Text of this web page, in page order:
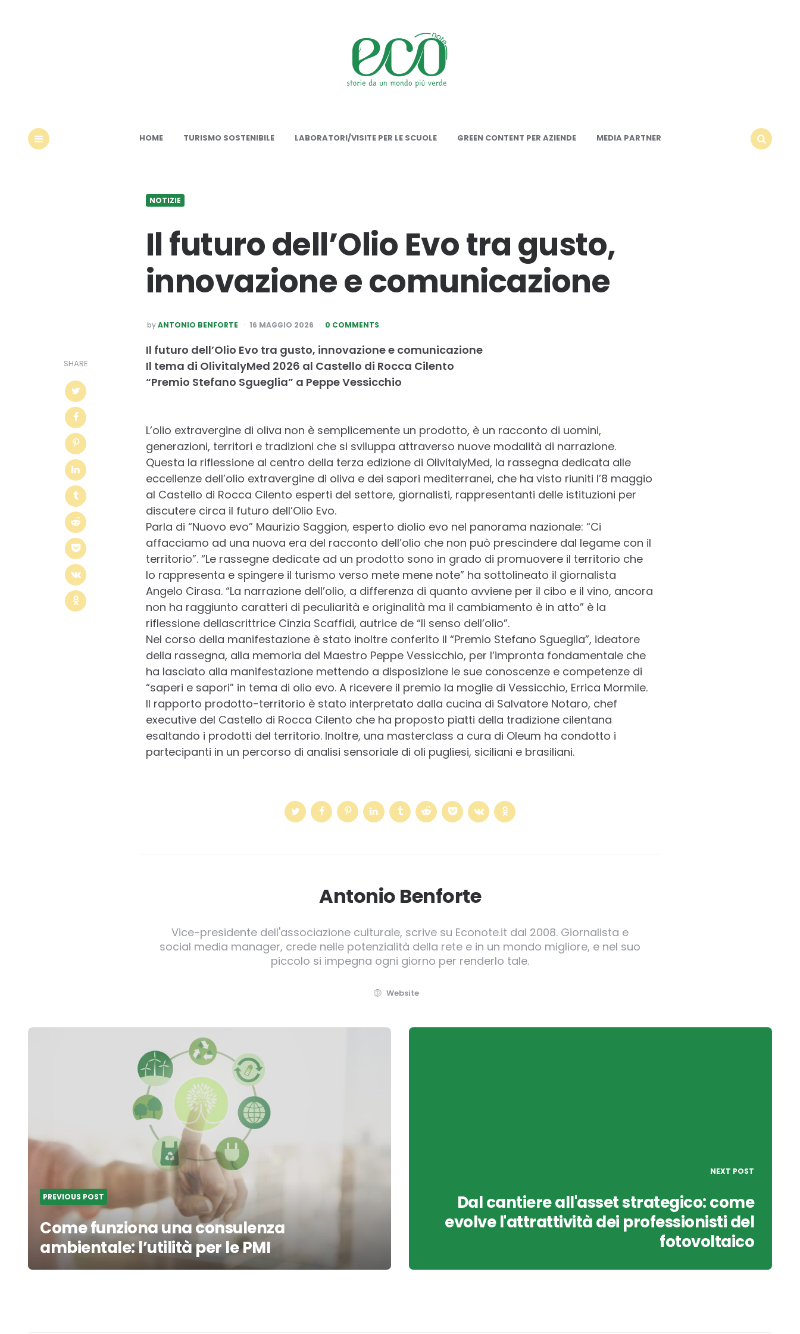
HOME TURISMO SOSTENIBILE LABORATORI/VISITE PER LE SCUOLE GREEN CONTENT PER AZIENDE
MEDIA PARTNER
NOTIZIE
Il futuro dell’Olio Evo tra gusto,
innovazione e comunicazione
POSTED
BY
by ANTONIO BENFORTE 16 MAGGIO 2026 0 COMMENTS
SHARE
Il futuro dell’Olio Evo tra gusto, innovazione e comunicazione
Il tema di OlivitalyMed 2026 al Castello di Rocca Cilento
“Premio Stefano Sgueglia” a Peppe Vessicchio
L’olio extravergine di oliva non è semplicemente un prodotto, è un racconto di uomini,
generazioni, territori e tradizioni che si sviluppa attraverso nuove modalità di narrazione.
Questa la riflessione al centro della terza edizione di OlivitalyMed, la rassegna dedicata alle
eccellenze dell’olio extravergine di oliva e dei sapori mediterranei, che ha visto riuniti l’8 maggio
al Castello di Rocca Cilento esperti del settore, giornalisti, rappresentanti delle istituzioni per
discutere circa il futuro dell’Olio Evo.
Parla di “Nuovo evo” Maurizio Saggion, esperto diolio evo nel panorama nazionale: “Ci
affacciamo ad una nuova era del racconto dell’olio che non può prescindere dal legame con il
territorio”. “Le rassegne dedicate ad un prodotto sono in grado di promuovere il territorio che
lo rappresenta e spingere il turismo verso mete mene note” ha sottolineato il giornalista
Angelo Cirasa. “La narrazione dell’olio, a differenza di quanto avviene per il cibo e il vino, ancora
non ha raggiunto caratteri di peculiarità e originalità ma il cambiamento è in atto” è la
riflessione dellascrittrice Cinzia Scaffidi, autrice de “Il senso dell’olio”.
Nel corso della manifestazione è stato inoltre conferito il “Premio Stefano Sgueglia”, ideatore
della rassegna, alla memoria del Maestro Peppe Vessicchio, per l’impronta fondamentale che
ha lasciato alla manifestazione mettendo a disposizione le sue conoscenze e competenze di
“saperi e sapori” in tema di olio evo. A ricevere il premio la moglie di Vessicchio, Errica Mormile.
Il rapporto prodotto-territorio è stato interpretato dalla cucina di Salvatore Notaro, chef
executive del Castello di Rocca Cilento che ha proposto piatti della tradizione cilentana
esaltando i prodotti del territorio. Inoltre, una masterclass a cura di Oleum ha condotto i
partecipanti in un percorso di analisi sensoriale di oli pugliesi, siciliani e brasiliani.
Antonio Benforte
Vice-presidente dell'associazione culturale, scrive su Econote.it dal 2008. Giornalista e
social media manager, crede nelle potenzialità della rete e in un mondo migliore, e nel suo
piccolo si impegna ogni giorno per renderlo tale.
Website
Post
PREVIOUS POST
Come funziona una consulenza
ambientale: l’utilità per le PMI
NEXT POST
Dal cantiere all'asset strategico: come
evolve l'attrattività dei professionisti del
fotovoltaico